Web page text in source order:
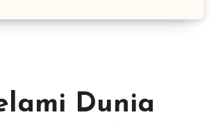
Dunia